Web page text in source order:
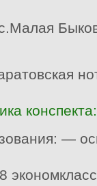
конспекта:
—
экономкласс